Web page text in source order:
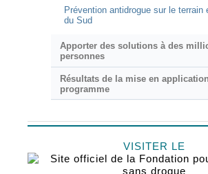
Prévention antidrogue sur le terrain
du Sud
Apporter des solutions à des
personnes
Résultats de la mise en
programme
VISITER LE